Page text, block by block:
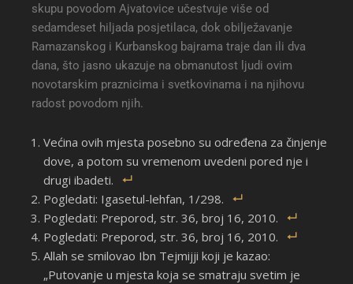
skupu povodom Ajvatovice učestvuje više od
sedamdeset hiljada posjetilaca, dok obilježavanje
Ramazanskog i Kurbanskog bajrama traje dan ili dva
dana, što jasno ukazuje na obmanutost ljudi ovim
novotarskim praznicima i svetkovinama i na njihovu
radost povodom njih.
Većina ovih mjesta posebno su određena za činjenje
dove, a potom su vremenom uvedeni pored nje i
drugi ibadeti.
Pogledati: Igasetul-lehfan, 1/298.
Pogledati: Preporod, str. 36, broj 16, 2010.
Pogledati: Preporod, str. 36, broj 16, 2010.
Allah se smilovao Ibn Tejmijji koji je kazao:
„Putovanje u mjesta koja se smatraju svetim je